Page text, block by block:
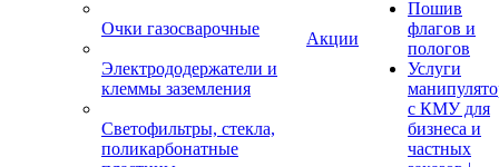
Очки газосварочные
Электрододержатели и
клеммы заземления
Светофильтры, стекла,
поликарбонатные
Акции
Пошив
флагов и
пологов
Услуги
с КМУ для
бизнеса и
частных